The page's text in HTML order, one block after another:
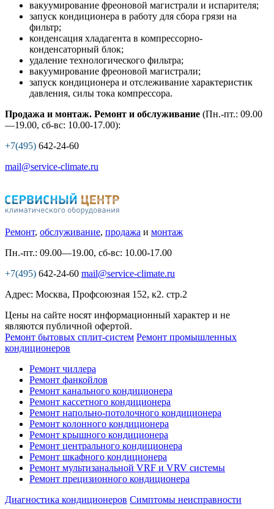
вакуумирование фреоновой магистрали и испарителя;
запуск кондиционера в работу для сбора грязи на
фильтр;
конденсация хладагента в компрессорно-
конденсаторный блок;
удаление технологического фильтра;
вакуумирование фреоновой магистрали;
запуск кондиционера и отслеживание характеристик
давления, силы тока компрессора.
Продажа и монтаж. Ремонт и обслуживание (Пн.-пт.: 09.00
—19.00, сб-вс: 10.00-17.00):
+7(495) 642-24-60
mail@service-climate.ru
Ремонт, обслуживание, продажа и монтаж
Пн.-пт.: 09.00—19.00, сб-вс: 10.00-17.00
+7(495) 642-24-60 mail@service-climate.ru
Адрес: Москва, Профсоюзная 152, к2. стр.2
Цены на сайте носят информационный характер и не
являются публичной офертой.
Ремонт бытовых сплит-систем Ремонт промышленных
кондиционеров
Ремонт чиллера
Ремонт фанкойлов
Ремонт канального кондиционера
Ремонт кассетного кондиционера
Ремонт напольно-потолочного кондиционера
Ремонт колонного кондиционера
Ремонт крышного кондиционера
Ремонт центрального кондиционера
Ремонт шкафного кондиционера
Ремонт мультизанальной VRF и VRV системы
Ремонт прецизионного кондиционера
Диагностика кондиционеров Симптомы неисправности